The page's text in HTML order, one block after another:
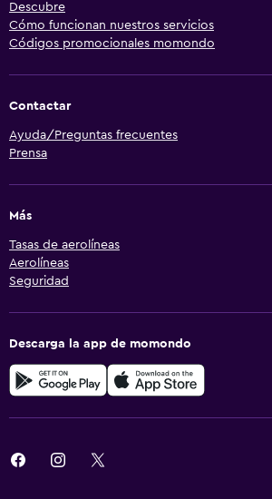
Descubre
Cómo funcionan nuestros servicios
Códigos promocionales momondo
Contactar
Ayuda/Preguntas frecuentes
Prensa
Más
Tasas de aerolíneas
Aerolíneas
Seguridad
Descarga la app de momondo